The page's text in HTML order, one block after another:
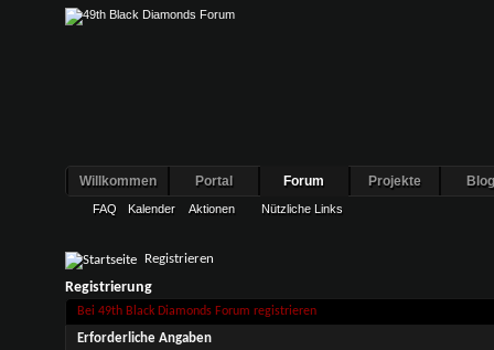
Willkommen Portal Forum
FAQ Kalender Aktionen Nützliche Links
Projekte
Registrieren
Registrierung
Bei 49th Black Diamonds Forum registrieren
Erforderliche Angaben